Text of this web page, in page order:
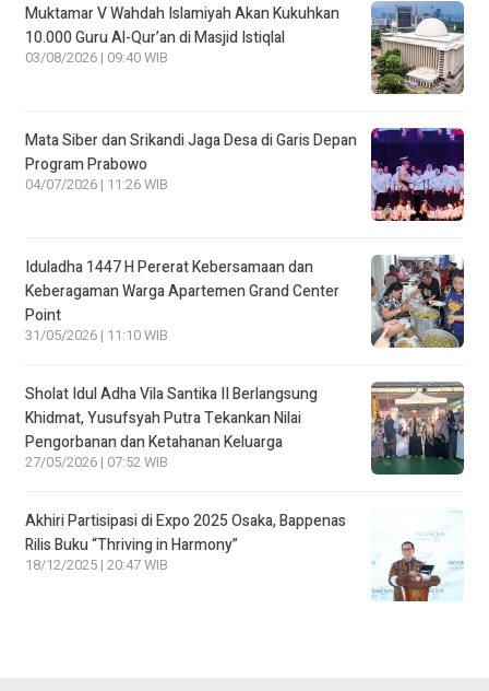
Muktamar V Wahdah Islamiyah Akan Kukuhkan
10.000 Guru Al-Qur’an di Masjid Istiqlal
03/08/2026 | 09:40 WIB
Mata Siber dan Srikandi Jaga Desa di Garis Depan
Program Prabowo
04/07/2026 | 11:26 WIB
Iduladha 1447 H Pererat Kebersamaan dan
Keberagaman Warga Apartemen Grand Center
Point
31/05/2026 | 11:10 WIB
Sholat Idul Adha Vila Santika II Berlangsung
Khidmat, Yusufsyah Putra Tekankan Nilai
Pengorbanan dan Ketahanan Keluarga
27/05/2026 | 07:52 WIB
Akhiri Partisipasi di Expo 2025 Osaka, Bappenas
Rilis Buku “Thriving in Harmony”
18/12/2025 | 20:47 WIB